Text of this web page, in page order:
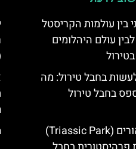
בין עולמות הקריסטל
עולם היהלומים
בחבל טירול: מה
בחבל טירול
פארק הדינוזאורים (Triassic Park)